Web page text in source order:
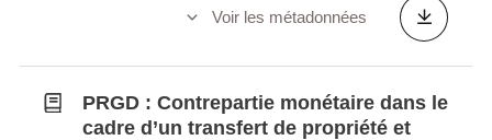
Voir les métadonnées
PRGD : Contrepartie monétaire dans le
cadre d’un transfert de propriété et